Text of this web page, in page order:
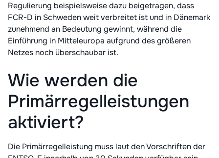
Regulierung beispielsweise dazu beigetragen, dass
FCR-D in Schweden weit verbreitet ist und in Dänemark
zunehmend an Bedeutung gewinnt, während die
Einführung in Mitteleuropa aufgrund des größeren
Netzes noch überschaubar ist.
Wie werden die
Primärregelleistungen
aktiviert?
Die Primärregelleistung muss laut den Vorschriften der